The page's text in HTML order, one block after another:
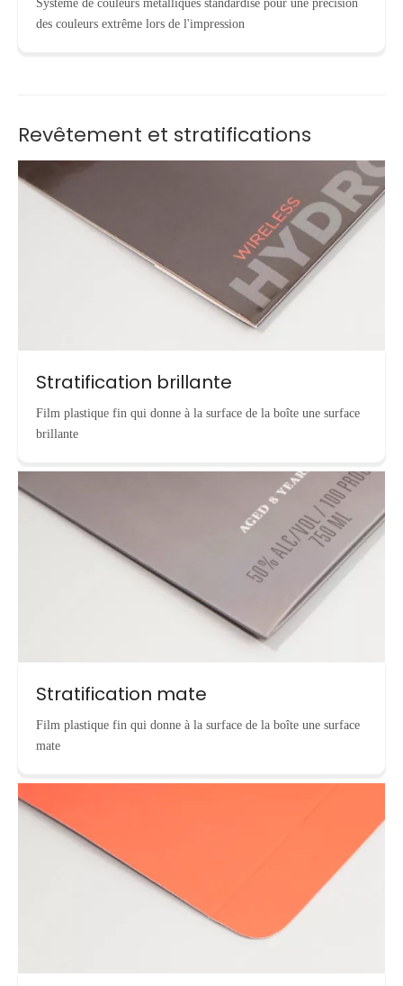
Système de couleurs métalliques standardisé pour une précision
des couleurs extrême lors de l'impression
Revêtement et stratifications
Stratification brillante
Film plastique fin qui donne à la surface de la boîte une surface
brillante
Stratification mate
Film plastique fin qui donne à la surface de la boîte une surface
mate